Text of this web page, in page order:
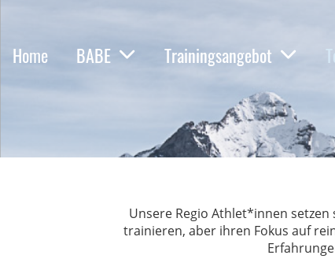
Home BABE Trainingsangebot
Unsere Regio Athlet*innen
trainieren, aber ihren Fokus auf